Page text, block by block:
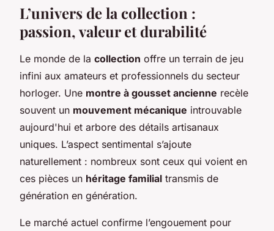
L’univers de la collection :
passion, valeur et durabilité
Le monde de la collection offre un terrain de jeu
infini aux amateurs et professionnels du secteur
horloger. Une montre à gousset ancienne recèle
souvent un mouvement mécanique introuvable
aujourd'hui et arbore des détails artisanaux
uniques. L’aspect sentimental s’ajoute
naturellement : nombreux sont ceux qui voient en
ces pièces un héritage familial transmis de
génération en génération.
Le marché actuel confirme l’engouement pour